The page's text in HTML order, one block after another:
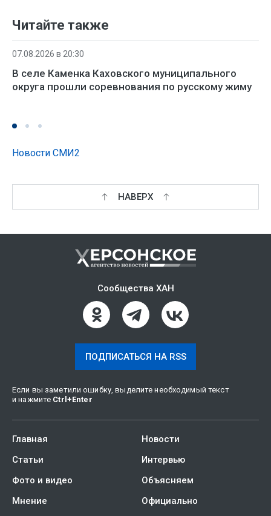
Читайте также
07.08.2026 в 20:30
В селе Каменка Каховского муниципального
округа прошли соревнования по русскому жиму
Новости СМИ2
НАВЕРХ
Сообщества ХАН
ПОДПИСАТЬСЯ НА RSS
Если вы заметили ошибку, выделите необходимый текст
и нажмите Ctrl +Enter
Главная
Новости
Статьи
Интервью
Фото и видео
Объясняем
Мнение
Официально